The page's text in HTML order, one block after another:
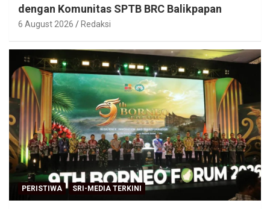
dengan Komunitas SPTB BRC Balikpapan
6 August 2026 Redaksi
PERISTIWA SRI-MEDIA TERKINI